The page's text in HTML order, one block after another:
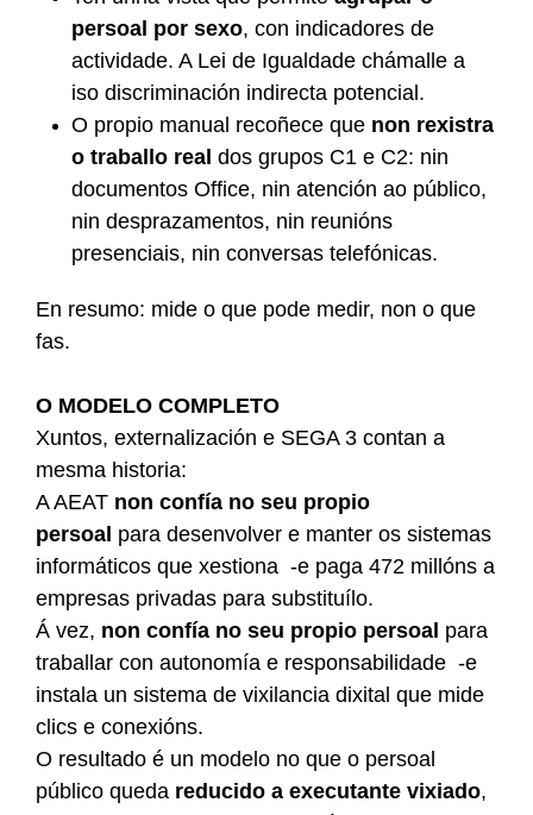
persoal por sexo, con indicadores de
actividade. A Lei de Igualdade chámalle a
iso discriminación indirecta potencial.
O propio manual recoñece que non rexistra
o traballo real dos grupos C1 e C2: nin
documentos Office, nin atención ao público,
nin desprazamentos, nin reunións
presenciais, nin conversas telefónicas.
En resumo: mide o que pode medir, non o que
fas.
O MODELO COMPLETO
Xuntos, externalización e SEGA 3 contan a
mesma historia:
A AEAT non confía no seu propio
persoal para desenvolver e manter os sistemas
informáticos que xestiona -e paga 472 millóns a
empresas privadas para substituílo.
Á vez, non confía no seu propio persoal para
traballar con autonomía e responsabilidade -e
instala un sistema de vixilancia dixital que mide
clics e conexións.
O resultado é un modelo no que o persoal
público queda reducido a executante vixiado,